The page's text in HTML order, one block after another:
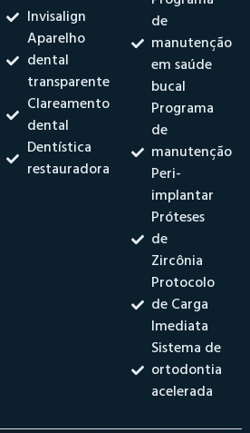
Invisalign
Aparelho
dental
transparente
Clareamento
dental
Dentística
restauradora
de
manutenção
em saúde
bucal
Programa
de
manutenção
Peri-
implantar
Próteses
de
Zircônia
Protocolo
de Carga
Imediata
Sistema de
ortodontia
acelerada